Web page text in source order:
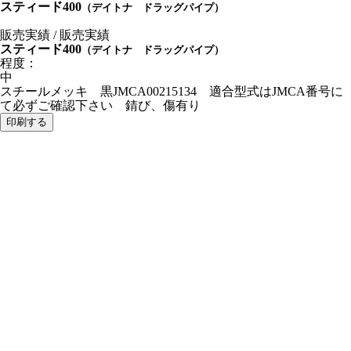
スティード400 （デイトナ ドラッグパイプ）
販売実績 / 販売実績
スティード400 （デイトナ ドラッグパイプ）
程度：
中
スチールメッキ 黒JMCA00215134 適合型式はJMCA番号に
て必ずご確認下さい 錆び、傷有り
印刷する